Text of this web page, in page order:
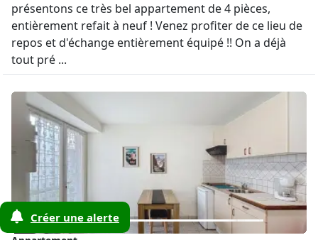
présentons ce très bel appartement de 4 pièces,
entièrement refait à neuf ! Venez profiter de ce lieu de
repos et d'échange entièrement équipé !! On a déjà
tout pré ...
Créer une alerte